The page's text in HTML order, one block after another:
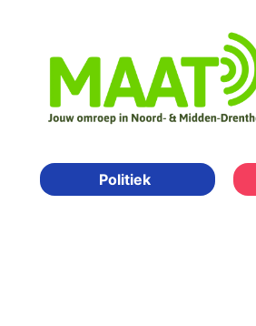
Politiek